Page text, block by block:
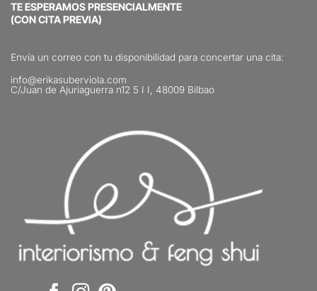
TE ESPERAMOS PRESENCIALMENTE
(CON CITA PREVIA)
Envía un correo con tu disponibilidad para concertar una cita:
info@erikasuberviola.com
C/Juan de Ajuriaguerra n12 5 I I, 48009 Bilbao